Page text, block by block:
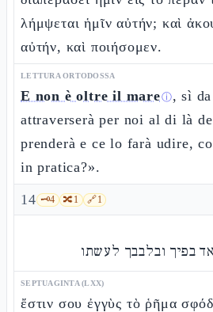
λήμψεται ἡμῖν αὐτήν; καὶ
αὐτήν, καὶ ποιήσομεν.
LETTURA ORTODOSSA
E non è oltre il mareⓘ, sì
attraverserà per noi al di là
prenderà e ce lo farà udire,
in pratica?».
14 🗝️4 🔀1 🔗1
בפיך ובלבבך לעשתו
SEPTUAGINTA (LXX)
ἔστιν σου ἐγγὺς τὸ ῥῆμα